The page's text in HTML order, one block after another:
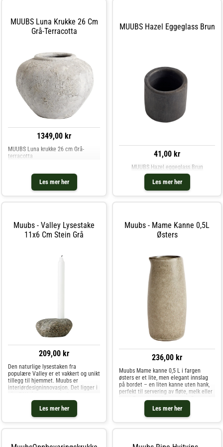
MUUBS Luna Krukke 26 Cm
Grå-Terracotta
1349,00 kr
Les mer her
MUUBS Luna krukke 26 cm Grå-
terracotta
MUUBS Hazel Eggeglass Brun
41,00 kr
Les mer her
MUUBS Hazel eggeglass Brun
Muubs - Valley Lysestake
11x6 Cm Stein Grå
209,00 kr
Les mer her
Den naturlige lysestaken fra
populære Valley er et vakkert og unikt
tillegg til hjemmet. Muubs er
interiørdesigninnovasjon. Det ligger i
grensene for innovasjon for å skape
et forsprang innen designliv.Vi lager
Muubs - Mame Kanne 0,5L
Østers
236,00 kr
Les mer her
Muubs Mame kanne 0,5 L i fargen
østers er et lite, men elegant innslag
på bordet – en liten kanne uten hank,
perfekt til servering av fløte, melk eller
saus. Den østersglaserte overflaten gir
kannen et autentisk og varmt uttrykk,
og takket være den r